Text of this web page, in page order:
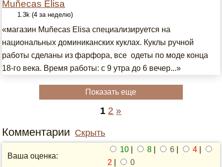
Muñecas Elisa
1.3k (4 за неделю)
«магазин Muñecas Elisa специализируется на
национальных доминиканских куклах. Куклы ручной
работы сделаны из фарфора, все одеты по моде конца
18-го века. Время работы: с 9 утра до 6 вечер...»
Показать еще
1 2 »
Комментарии Скрыть
Ваша оценка:
10 8 6 4
2
0